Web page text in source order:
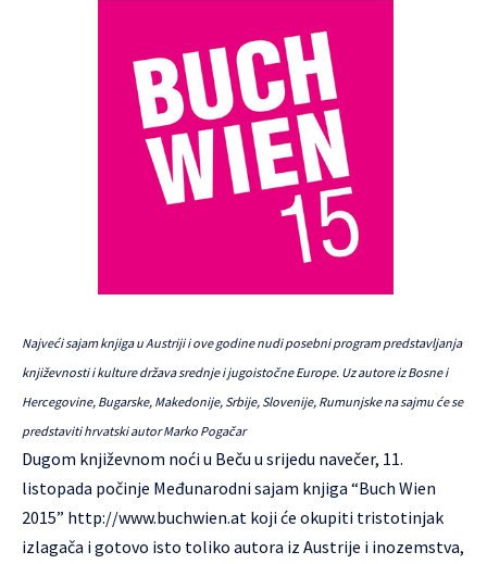
Najveći sajam knjiga u Austriji i ove godine nudi posebni program predstavljanja
književnosti i kulture država srednje i jugoistočne Europe. Uz autore iz Bosne i
Hercegovine, Bugarske, Makedonije, Srbije, Slovenije, Rumunjske na sajmu će se
predstaviti hrvatski autor Marko Pogačar
Dugom književnom noći u Beču u srijedu navečer, 11.
listopada počinje Međunarodni sajam knjiga “Buch Wien
2015” http://www.buchwien.at koji će okupiti tristotinjak
izlagača i gotovo isto toliko autora iz Austrije i inozemstva,